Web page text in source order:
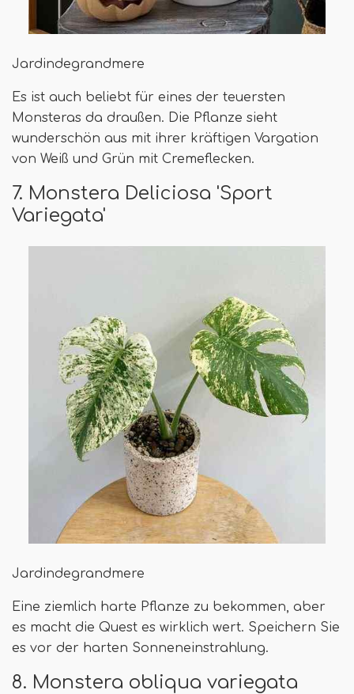
Jardindegrandmere
Es ist auch beliebt für eines der teuersten
Monsteras da draußen. Die Pflanze sieht
wunderschön aus mit ihrer kräftigen Vargation
von Weiß und Grün mit Cremeflecken.
7. Monstera Deliciosa 'Sport
Variegata'
Jardindegrandmere
Eine ziemlich harte Pflanze zu bekommen, aber
es macht die Quest es wirklich wert. Speichern Sie
es vor der harten Sonneneinstrahlung.
8. Monstera obliqua variegata